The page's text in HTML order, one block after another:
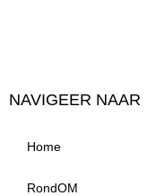
NAVIGEER NAAR
Home
RondOM